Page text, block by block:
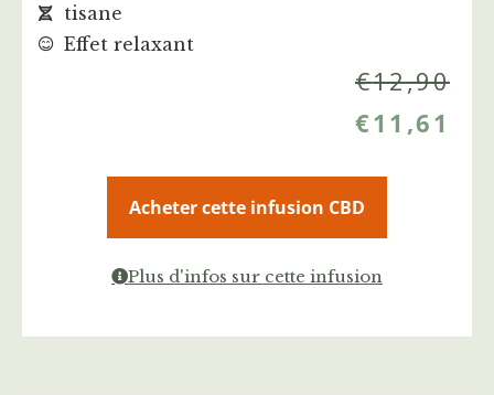
tisane
Effet relaxant
€12,90
€11,61
Acheter cette infusion CBD
Plus d'infos sur cette infusion